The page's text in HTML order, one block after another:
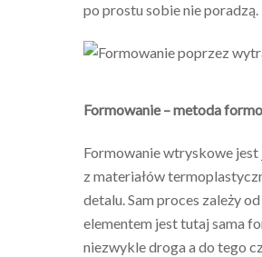
po prostu sobie nie poradzą.
Formowanie – metoda
Formowanie wtryskowe
z materiałów
detalu. Sam proces zależy
elementem jest tutaj sama
niezwykle droga a do tego